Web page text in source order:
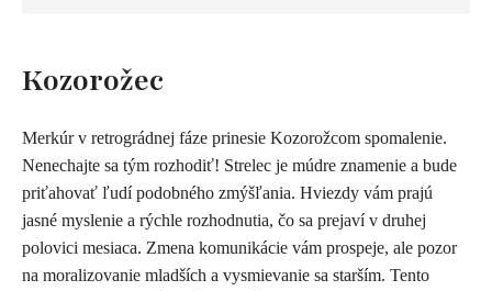
​Kozorožec
Merkúr v retrográdnej fáze prinesie Kozorožcom spomalenie.
Nenechajte sa tým rozhodiť! Strelec je múdre znamenie a bude
priťahovať ľudí podobného zmýšľania. Hviezdy vám prajú
jasné myslenie a rýchle rozhodnutia, čo sa prejaví v druhej
polovici mesiaca. Zmena komunikácie vám prospeje, ale pozor
na moralizovanie mladších a vysmievanie sa starším. Tento